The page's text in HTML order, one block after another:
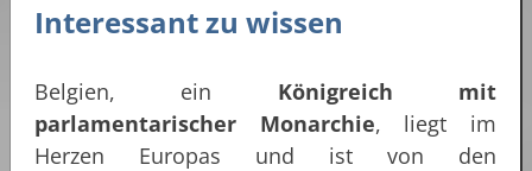
Interessant zu wissen
Belgien, ein Königreich mit
parlamentarischer Monarchie, liegt im
Herzen Europas und ist von den